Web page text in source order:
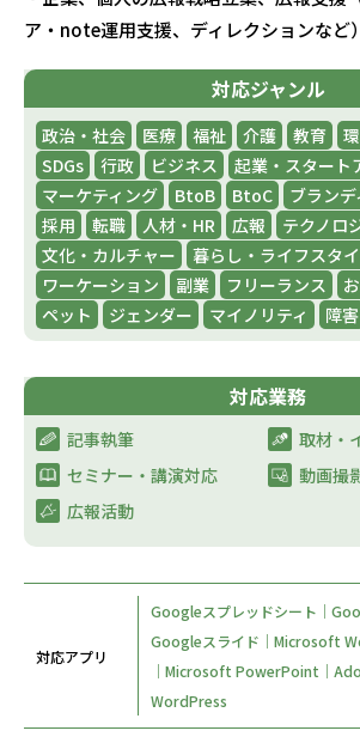
ア・note運用支援、ディレクションなど）
対応ジャンル
政治・社会 医療 福祉 介護 教育
SDGs
行政 ビジネス
起業・スタート
マーケティング
BtoB BtoC ブラン
採用
転職 人材・HR 広報 テクノロ
文化・カルチャー
暮らし・ライフスタ
ワーケーション
副業 フリーランス
ペット
ジェンダー マイノリティ 障害
対応業務
記事執筆
取材・
セミナー・講演対応​
動画撮
広報活動
対応アプリ
Googleスプレッドシート｜
Googleスライド｜Microsoft
｜Microsoft PowerPoint｜
WordPress